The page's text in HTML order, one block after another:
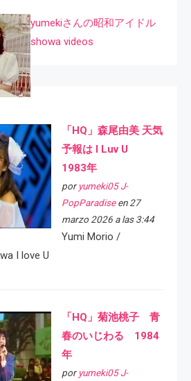
yumekiさんの昭和アイドル
showa videos
「HQ」森尾由美 天気
予報は I Luv U
1983年
por yumeki05 J-
PopParadiseen 27
marzo 2026 a las 3:44
Yumi Morio /
I love U
「HQ」菊池桃子 青
春のいじわる 1984
年
por yumeki05 J-